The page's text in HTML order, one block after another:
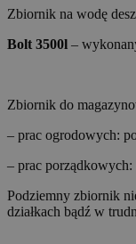
Zbiornik na wodę
Bolt 3500l –
Zbiornik do
– prac ogrodowych:
– prac
Podziemny zbiornik
działkach bądź w